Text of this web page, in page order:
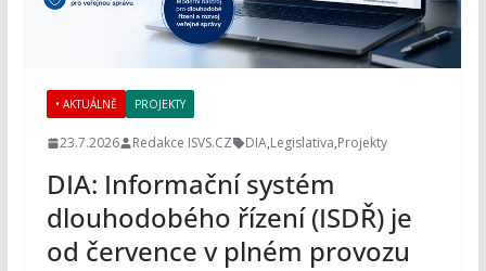
• AKTUÁLNĚ PROJEKTY
23.7.2026 Redakce ISVS.CZ DIA,Legislativa,Projekty
DIA: Informační systém
dlouhodobého řízení (ISDŘ) je
od července v plném provozu